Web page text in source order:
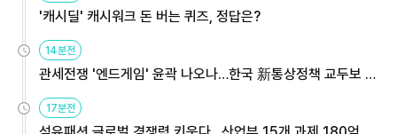
'캐시딜' 캐시워크 돈 버는 퀴즈, 정답은?
14분전
관세전쟁 '엔드게임' 윤곽 나오나…한국 新통상정책 교두보 활
용해야
17분전